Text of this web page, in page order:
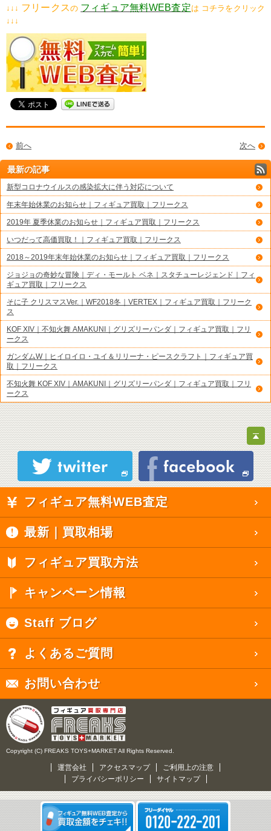
↓↓↓ フリークスの フィギュア無料WEB査定は コチラをクリック
↓↓↓
次へ
前へ
最新の記事
新型コロナウイルスの感染拡大に伴う対応について
年末年始休業のお知らせ｜フィギュア買取｜フリークス
2019年 夏季休業のお知らせ｜フィギュア買取｜フリークス
いつだって高価買取！｜フィギュア買取｜フリークス
2018～2019年末年始休業のお知らせ｜フィギュア買取｜フリークス
ジョジョの奇妙な冒険｜ディ・モールト ベネ｜スタチューレジェンド｜フィ
ギュア買取｜フリークス
そに子 クリスマスVer.｜WF2018冬｜VERTEX｜フィギュア買取｜フリーク
ス
KOF XIV｜不知火舞 AMAKUNI｜グリズリーパンダ｜フィギュア買取｜フリ
ークス
ガンダムW｜ヒイロイロ・ユイ＆リリーナ・ピースクラフト｜フィギュア買
取｜フリークス
不知火舞 KOF XIV｜AMAKUNI｜グリズリーパンダ｜フィギュア買取｜フリ
ークス
フィギュア無料WEB査定
最新｜買取相場
フィギュア買取方法
キャンペーン情報
Staff ブログ
よくあるご質問
お問い合わせ
Copyright (C) FREAKS TOYS+MARKET All Rights Reserved.
運営会社 アクセスマップ
ご利用上の注意
プライバシーポリシー
サイトマップ